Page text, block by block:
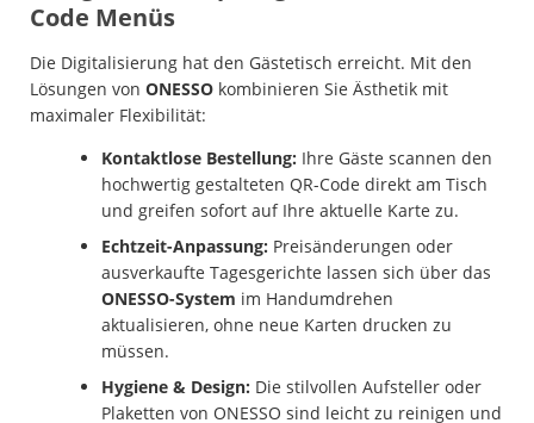
Code Menüs
Die Digitalisierung hat den Gästetisch erreicht. Mit den
Lösungen von ONESSO kombinieren Sie Ästhetik mit
maximaler Flexibilität:
Kontaktlose Bestellung: Ihre Gäste scannen den
hochwertig gestalteten QR-Code direkt am Tisch
und greifen sofort auf Ihre aktuelle Karte zu.
Echtzeit-Anpassung: Preisänderungen oder
ausverkaufte Tagesgerichte lassen sich über das
ONESSO-System im Handumdrehen
aktualisieren, ohne neue Karten drucken zu
müssen.
Hygiene & Design: Die stilvollen Aufsteller oder
Plaketten von ONESSO sind leicht zu reinigen und